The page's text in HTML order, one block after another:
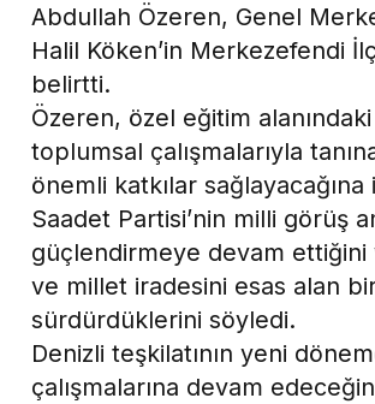
Abdullah Özeren, Genel
Halil Köken’in Merkezefendi
belirtti.
Özeren, özel eğitim
toplumsal çalışmalarıyla
önemli katkılar sağlayacağına
Saadet Partisi’nin milli görüş
güçlendirmeye devam
ve millet iradesini esas alan bir
sürdürdüklerini söyledi.
Denizli teşkilatının yeni
çalışmalarına devam